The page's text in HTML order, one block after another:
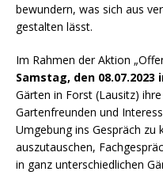
bewundern, was sich aus
gestalten lässt.
Im Rahmen der Aktion
Samstag, den 08.07.2023
Gärten in Forst (Lausitz)
Gartenfreunden und
Umgebung ins Gespräch zu
auszutauschen,
in ganz unterschiedlichen